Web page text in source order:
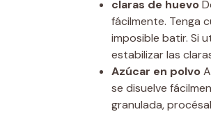
claras de huevo
fácilmente. Tenga
imposible batir. Si
estabilizar las
Azúcar en polvo
se disuelve
granulada,